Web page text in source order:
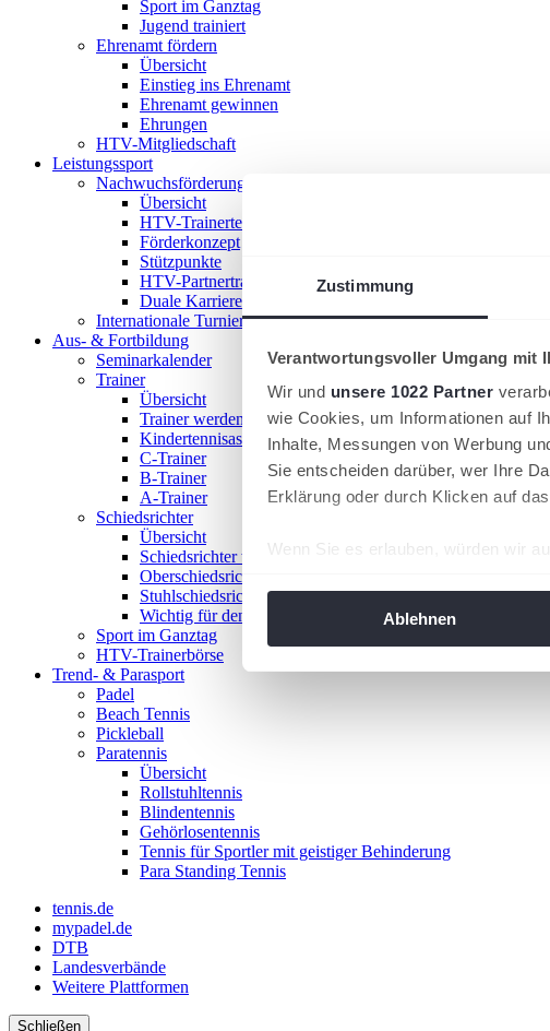
Zustimmung
Verantwortungsvoller Umgang mit
Wir und unsere 1022 Partner
wie Cookies, um Informationen auf
Inhalte, Messungen von Werbung
Sie entscheiden darüber, wer Ihre
Erklärung oder durch Klicken auf
Wenn Sie es erlauben, würden wir
angepasst werden.
Ablehnen
Sport im Ganztag
Jugend trainiert
Ehrenamt fördern
Übersicht
Einstieg ins Ehrenamt
Ehrenamt gewinnen
Ehrungen
HTV-Mitgliedschaft
Leistungssport
Nachwuchsförderung im HTV
Übersicht
HTV-Trainerteam
Förderkonzept
Stützpunkte
HTV-Partnertrainer
Duale Karriere
Internationale Turniere
Aus- & Fortbildung
Seminarkalender
Trainer
Übersicht
Trainer werden!
Kindertennisassistent
C-Trainer
B-Trainer
A-Trainer
Schiedsrichter
Übersicht
Schiedsrichter werden!
Oberschiedsrichter
Stuhlschiedsrichter
Wichtig für den Spieltag
Sport im Ganztag
HTV-Trainerbörse
Trend- & Parasport
Padel
Beach Tennis
Pickleball
Paratennis
Übersicht
Rollstuhltennis
Blindentennis
Gehörlosentennis
Tennis für Sportler mit geistiger Behinderung
Para Standing Tennis
tennis.de
mypadel.de
DTB
Landesverbände
Weitere Plattformen
Schließen